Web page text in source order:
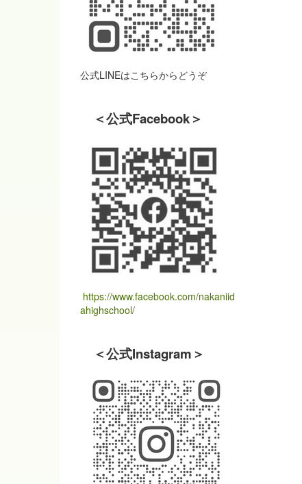
公式LINEはこちらからどうぞ
＜公式Facebook＞
https://www.facebook.com/nakaniid
ahighschool/
＜公式Instagram＞